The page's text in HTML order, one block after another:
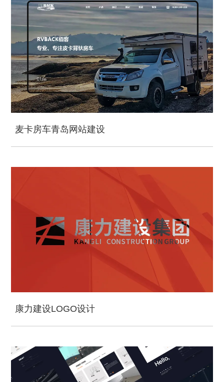
麦卡房车青岛网站建设
康力建设LOGO设计